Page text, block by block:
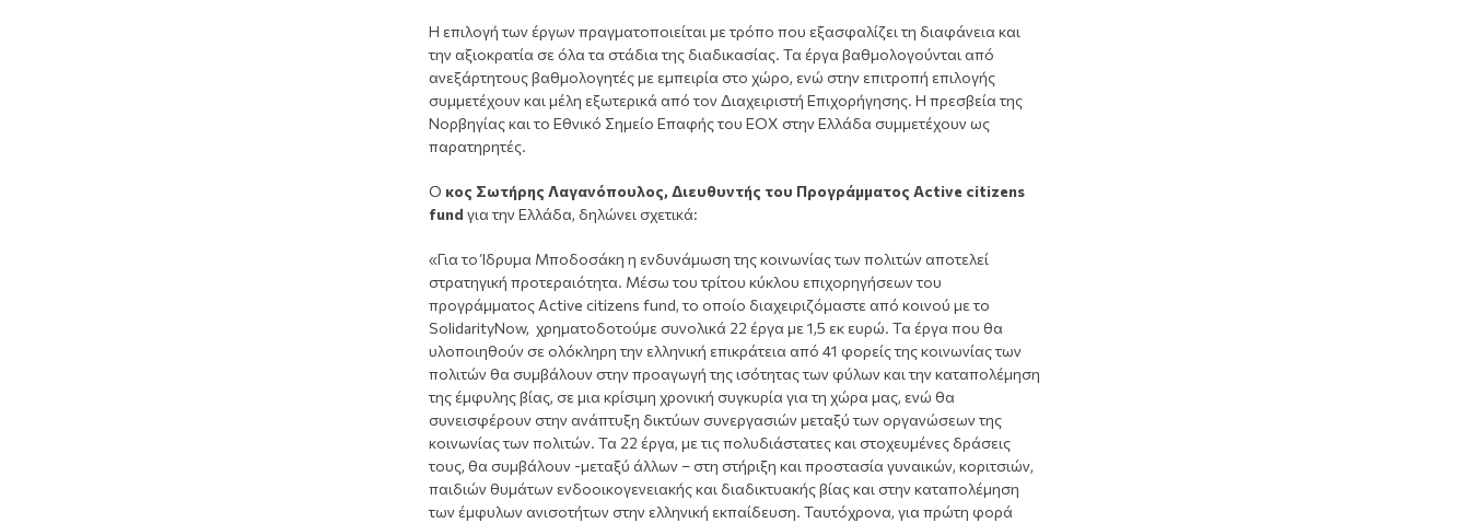
Η επιλογή των έργων πραγματοποιείται με τρόπο που εξασφαλίζει τη διαφάνεια και
την αξιοκρατία σε όλα τα στάδια της διαδικασίας. Τα έργα βαθμολογούνται από
ανεξάρτητους βαθμολογητές με εμπειρία στο χώρο, ενώ στην επιτροπή επιλογής
συμμετέχουν και μέλη εξωτερικά από τον Διαχειριστή Επιχορήγησης. Η πρεσβεία της
Νορβηγίας και το Εθνικό Σημείο Επαφής του ΕΟΧ στην Ελλάδα συμμετέχουν ως
παρατηρητές.
Ο κος Σωτήρης Λαγανόπουλος, Διευθυντής του Προγράμματος Active citizens
fund για την Ελλάδα, δηλώνει σχετικά:
«Για το Ίδρυμα Μποδοσάκη η ενδυνάμωση της κοινωνίας των πολιτών αποτελεί
στρατηγική προτεραιότητα. Μέσω του τρίτου κύκλου επιχορηγήσεων του
προγράμματος Active citizens fund, το οποίο διαχειριζόμαστε από κοινού με το
SolidarityNow, χρηματοδοτούμε συνολικά 22 έργα με 1,5 εκ ευρώ. Τα έργα που θα
υλοποιηθούν σε ολόκληρη την ελληνική επικράτεια από 41 φορείς της κοινωνίας των
πολιτών θα συμβάλουν στην προαγωγή της ισότητας των φύλων και την καταπολέμηση
της έμφυλης βίας, σε μια κρίσιμη χρονική συγκυρία για τη χώρα μας, ενώ θα
συνεισφέρουν στην ανάπτυξη δικτύων συνεργασιών μεταξύ των οργανώσεων της
κοινωνίας των πολιτών. Τα 22 έργα, με τις πολυδιάστατες και στοχευμένες δράσεις
τους, θα συμβάλουν -μεταξύ άλλων – στη στήριξη και προστασία γυναικών, κοριτσιών,
παιδιών θυμάτων ενδοοικογενειακής και διαδικτυακής βίας και στην καταπολέμηση
των έμφυλων ανισοτήτων στην ελληνική εκπαίδευση. Ταυτόχρονα, για πρώτη φορά